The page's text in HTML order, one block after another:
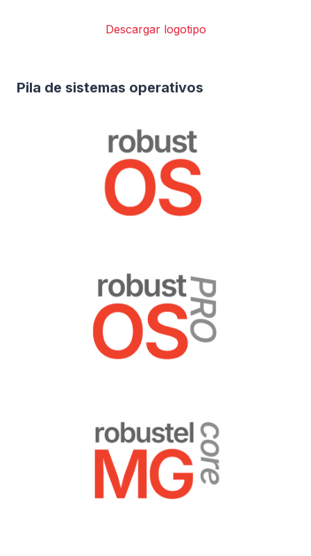
Descargar logotipo
Pila de sistemas operativos